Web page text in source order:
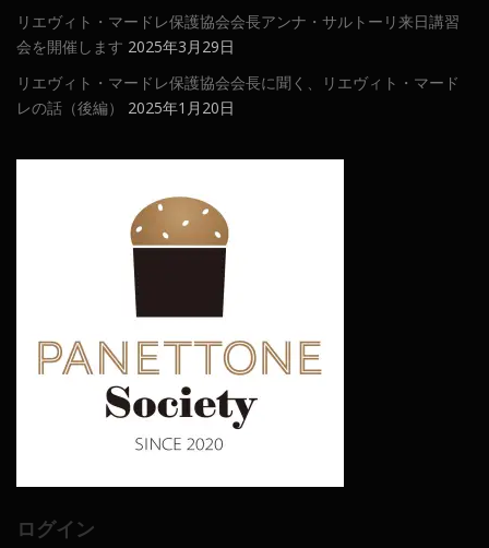
リエヴィト・マードレ保護協会会長アンナ・サルトーリ来日講習
会を開催します 2025年3月29日
リエヴィト・マードレ保護協会会長に聞く、リエヴィト・マード
レの話（後編）
2025年1月20日
ログイン